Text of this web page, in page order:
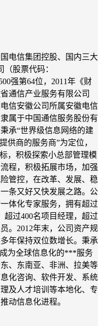
电信集团控股、国内三大
股票代码：
强第64位，2011年《财
通信产业服务有限公司
信安徽公司所属安徽电信
属于中国通信服务股份有
承“世界级信息网络的建
供商的服务商”为定位，
，积极探索小总部管理模
程，积极拓展市场，加强
管控，在改革、发展、稳
条又好又快发展之路。公
体化专家服务，拥有超过
超过400名项目经理，超过
。2012年末，公司资产规
年保持双位数增长。秉承
为全球信息化的***服务
、东南亚、非洲、拉美等
化咨询、软件开发、系统
及人才培训等本地化、专
动信息化进程。